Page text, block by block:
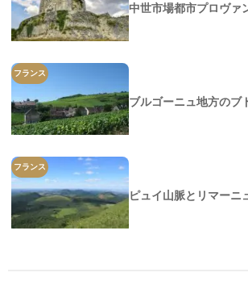
中世市場都市プロヴァ
フランス
ブルゴーニュ地方のブ
フランス
ピュイ山脈とリマーニ